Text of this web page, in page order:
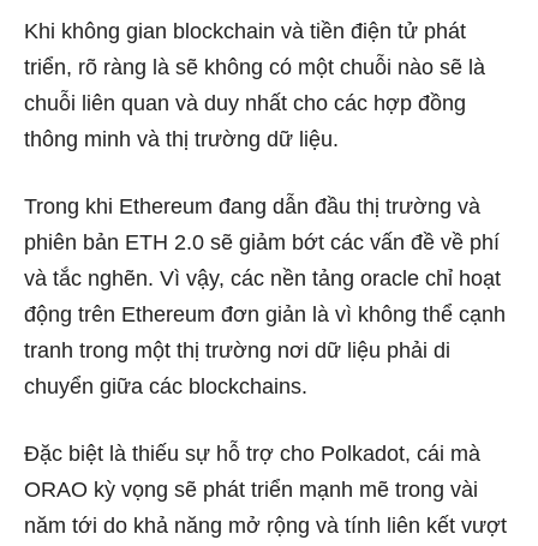
Khi không gian blockchain và tiền điện tử phát
triển, rõ ràng là sẽ không có một chuỗi nào sẽ là
chuỗi liên quan và duy nhất cho các hợp đồng
thông minh và thị trường dữ liệu.
Trong khi Ethereum đang dẫn đầu thị trường và
phiên bản ETH 2.0 sẽ giảm bớt các vấn đề về phí
và tắc nghẽn. Vì vậy, các nền tảng oracle chỉ hoạt
động trên Ethereum đơn giản là vì không thể cạnh
tranh trong một thị trường nơi dữ liệu phải di
chuyển giữa các blockchains.
Đặc biệt là thiếu sự hỗ trợ cho Polkadot, cái mà
ORAO kỳ vọng sẽ phát triển mạnh mẽ trong vài
năm tới do khả năng mở rộng và tính liên kết vượt